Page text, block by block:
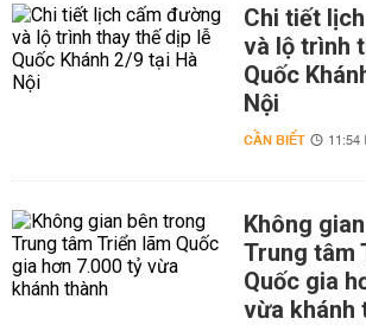
Chi tiết
và lộ trình
Quốc
Nội
CẦN BIẾT 11:54
Không
Trung tâm
Quốc gia
vừa khánh